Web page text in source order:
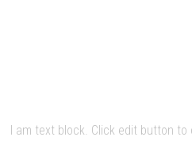
I am text block. Click edit button